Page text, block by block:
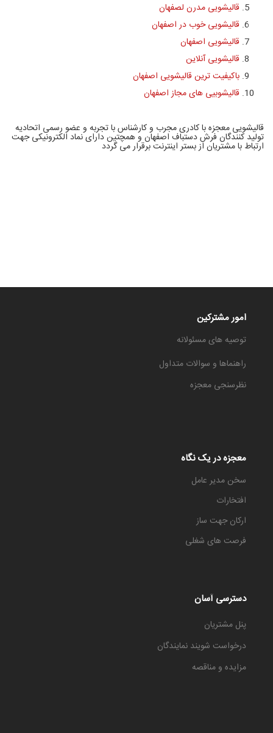
قالیشویی مدرن لصفهان
قالیشویی خوب در اصفهان
قالیشویی اصفهان
قالیشویی آنلاین
باکیفیت ترین قالیشویی اصفهان
قالیشوبیی های مجاز اصفهان
قالیشویی معجزه با کادری مجرب و کارشناس با تجربه و عضو رسمی اتحادیه
تولید کنندگان فرش دستباف اصفهان و همچتین دارای نماد الکترونیکی جهت
ارتباط با مشتریان از بستر اینترنت برقرار می گردد
امور مشترکین
توصیه های مسئولانه
راهنماها و سوالات متداول
نظرسنجی معجزه
معجزه در یک نگاه
سخن مدیر عامل
افتخارات
ارکان جهت ساز
فرصت های شغلی
دسترسی آسان
پنل مشتریان
درخواست شویند نمایندگان
مزایده و مناقصه